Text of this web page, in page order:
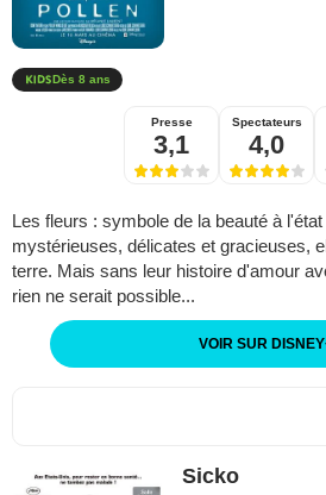
Dès 8 ans
Presse
3,1
Spectateurs
4,0
Les fleurs : symbole de la beauté à
mystérieuses, délicates et gracieuses,
terre. Mais sans leur histoire d'amour
rien ne serait possible...
VOIR SUR DISNEY
Sicko